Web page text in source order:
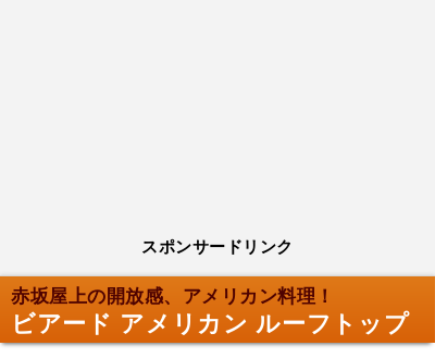
スポンサードリンク
赤坂屋上の開放感、アメリカン料理！
ビアード アメリカン ルーフトップ